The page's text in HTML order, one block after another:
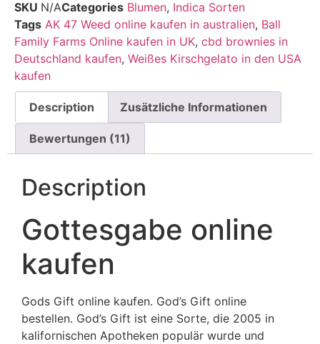
von 5,
basierend
auf
Kundenbewertungen
SKU N/ACategories Blumen, Indica Sorten
Tags AK 47 Weed online kaufen in australien, Ball
Family Farms Online kaufen in UK, cbd brownies in
Deutschland kaufen, Weißes Kirschgelato in den USA
kaufen
Description Zusätzliche Informationen
Bewertungen (11)
Description
Gottesgabe online
kaufen
Gods Gift online kaufen. God’s Gift online
bestellen. God’s Gift ist eine Sorte, die 2005 in
kalifornischen Apotheken populär wurde und